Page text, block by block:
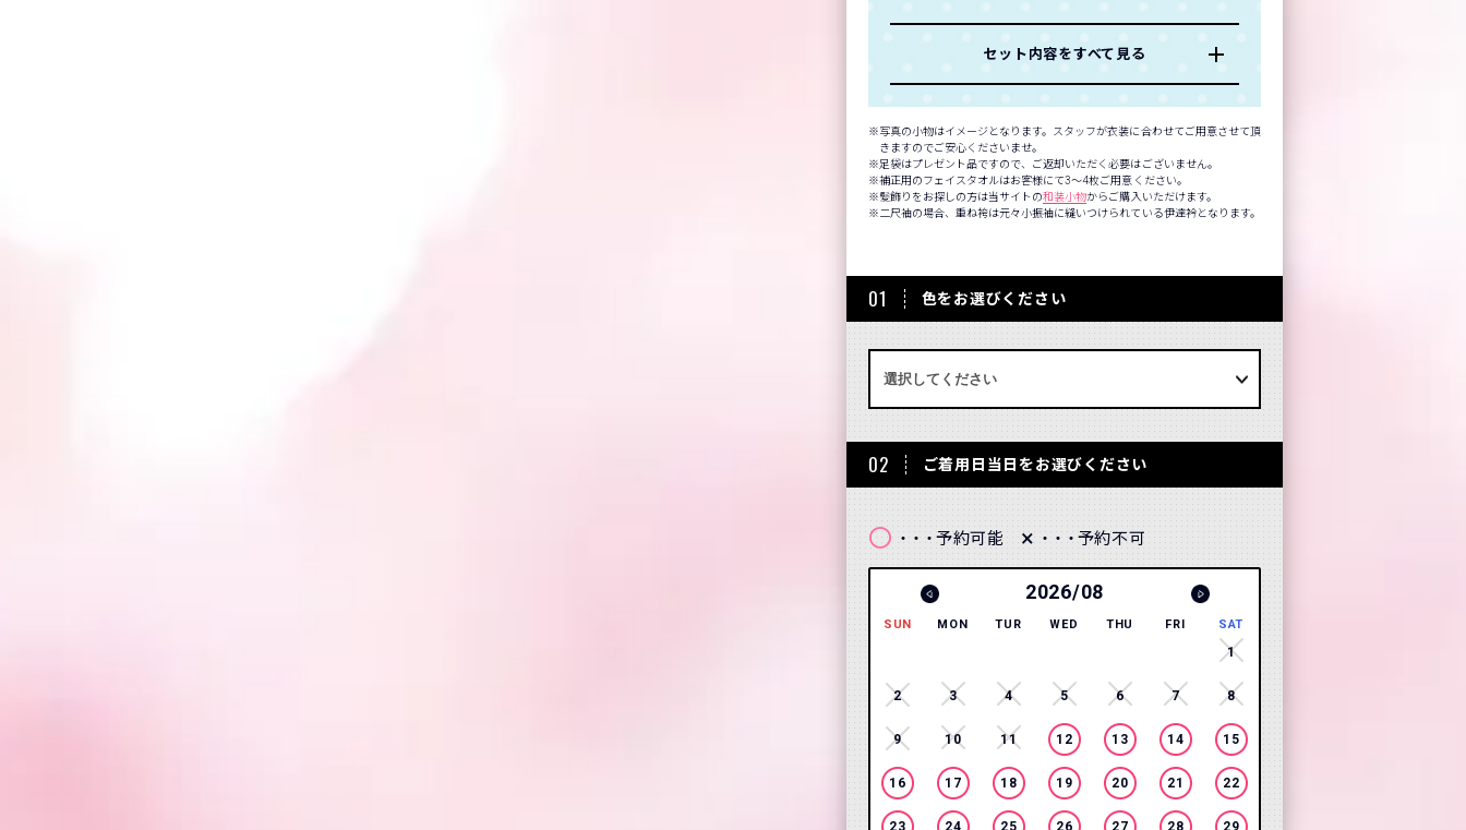
セット内容をすべて見る
写真の小物はイメージとなります。スタッフが衣装に合わせてご用意させて頂
きますのでご安心くださいませ。
足袋はプレゼント品ですので、ご返却いただく必要はございません。
補正用のフェイスタオルはお客様にて3～4枚ご用意ください。
髪飾りをお探しの方は当サイトの和装小物からご購入いただけます。
二尺袖の場合、重ね袴は元々小振袖に縫いつけられている伊達衿となります。
01 色をお選びください
02 ご着用日当日をお選びください
〇 ・・・ 予約可能 × ・・・ 予約不可
2026/08
SUN MON TUR WED THU FRI SAT
1
2 3 4 5 6 7 8
9 10 11 12 13 14 15
16 17 18 19 20 21 22
23 24 25 26 27 28 29
SUN
13
20
27